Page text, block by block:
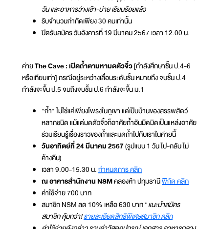
วัน และอาหารว่างเช้า-บ่าย เรียบร้อยแล้ว
รับจำนวนกำกัดเพียง 30 คนเท่านั้น
ปิดรับสมัคร วันอังคารที่ 19 มีนาคม 2567 เวลา 12.00 น.
ค่ายThe Cave : เปิดถ้ำตามหามดตัวจิ๋ว[กำลังศึกษาชั้น ป.4-6
หรือเทียบเท่า] กรณีอยู่ระหว่างเลื่อนระดับชั้น หมายถึง จบชั้น ป.4
กำลังจะขึ้น ป.5 จนถึงจบชั้น ป.6 กำลังจะขึ้น ม.1
"ถ้ำ" ไม่ใช่แค่เพียงโพรงในภูเขา แต่เป็นบ้านของสรรพสัตว์
หลากชนิด แม้แต่มดตัวจิ๋วก็อาศัยถ้ำอันมืดมิดเป็นแหล่งอาศัย
ร่วมเรียนรู้เรื่องราวของถ้ำและมดถ้ำไปกับเราในค่ายนี้
วันอาทิตย์ที่ 24 มีนาคม 2567(รูปแบบ 1 วัน ไป-กลับ ไม่
ค้างคืน)
เวลา 9.00-15.30 น.กำหนดการ คลิก
ณ อาคารสำนักงาน NSMคลองห้า ปทุมธานีพิกัด คลิก
ค่าใช้จ่าย 700 บาท
สมาชิก NSM ลด 10% เหลือ 630 บาท *แนะนำสมัคร
สมาชิก คุ้มกว่า!รายละเอียดสิทธิพิเศษสมาชิก คลิก